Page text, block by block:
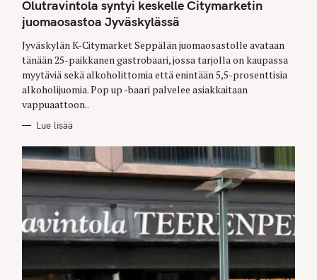
E
G
O
I
E
S
Olutravintola syntyi keskelle Citymarketin
juomaosastoa Jyväskylässä
Jyväskylän K-Citymarket Seppälän juomaosastolle avataan
tänään 25-paikkanen gastrobaari, jossa tarjolla on kaupassa
myytäviä sekä alkoholittomia että enintään 5,5-prosenttisia
alkoholijuomia. Pop up -baari palvelee asiakkaitaan
vappuaattoon..
Lue lisää